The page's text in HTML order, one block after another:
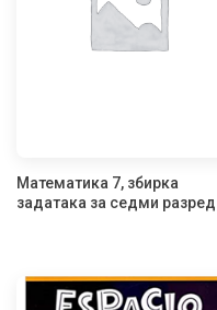
Математика 7, збирка
задатака за седми разред